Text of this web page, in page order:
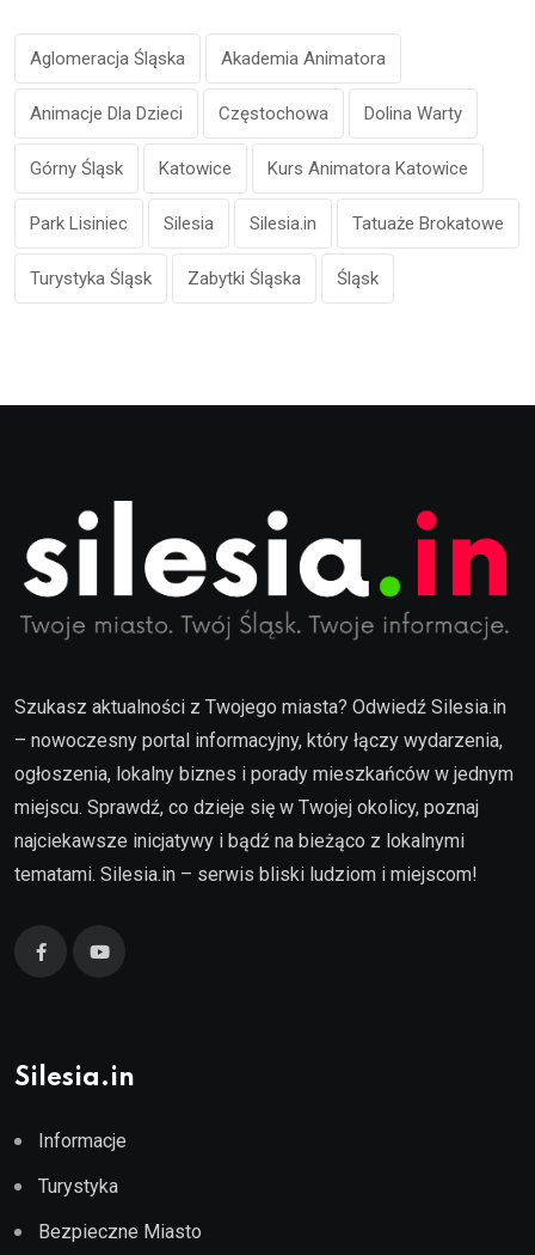
Aglomeracja Śląska Akademia Animatora
Animacje Dla Dzieci Częstochowa Dolina Warty
Górny Śląsk Katowice Kurs Animatora Katowice
Park Lisiniec Silesia Silesia.in Tatuaże Brokatowe
Turystyka Śląsk Zabytki Śląska Śląsk
Szukasz aktualności z Twojego miasta? Odwiedź Silesia.in
– nowoczesny portal informacyjny, który łączy wydarzenia,
ogłoszenia, lokalny biznes i porady mieszkańców w jednym
miejscu. Sprawdź, co dzieje się w Twojej okolicy, poznaj
najciekawsze inicjatywy i bądź na bieżąco z lokalnymi
tematami. Silesia.in – serwis bliski ludziom i miejscom!
Silesia.in
Informacje
Turystyka
Bezpieczne Miasto